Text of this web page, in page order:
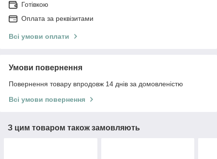
Готівкою
Оплата за реквізитами
Всі умови оплати
Умови повернення
Повернення товару впродовж 14 днів за домовленістю
Всі умови повернення
З цим товаром також замовляють